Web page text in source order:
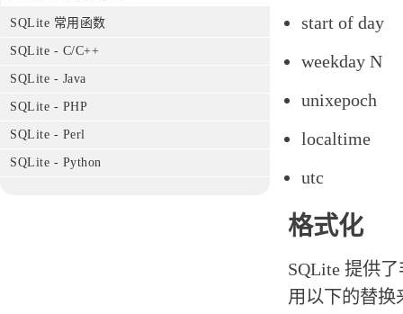
SQLite 常用函数
SQLite - C/C++
SQLite - Java
SQLite - PHP
SQLite - Perl
SQLite - Python
start of day
weekday N
unixepoch
localtime
utc
格式化
SQLite 提供
用以下的替换